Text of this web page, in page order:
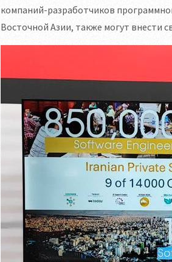
компаний-разработчиков
Восточной Азии, также могут внести